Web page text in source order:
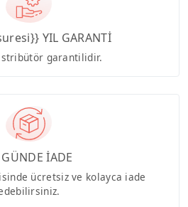
YIL GARANTİ
garantilidir.
İADE
ücretsiz ve kolayca iade